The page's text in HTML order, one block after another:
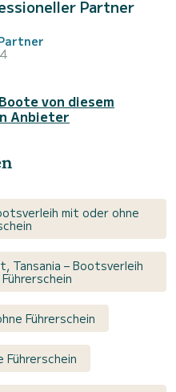
Partner
von diesem
Anbieter
mit oder ohne
Tansania – Bootsverleih
Führerschein
Führerschein